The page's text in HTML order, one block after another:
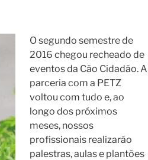
O segundo semestre de
2016 chegou recheado de
eventos da Cão Cidadão. A
parceria com a PETZ
voltou com tudo e, ao
longo dos próximos
meses, nossos
profissionais realizarão
palestras, aulas e plantões